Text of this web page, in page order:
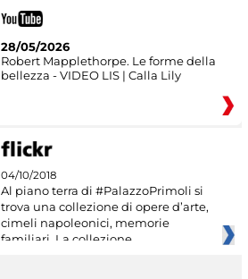
28/05/2026
Robert Mapplethorpe. Le forme della
bellezza - VIDEO LIS | Calla Lily
04/10/2018
Al piano terra di #PalazzoPrimoli si
trova una collezione di opere d’arte,
cimeli napoleonici, memorie
familiari. La collezione